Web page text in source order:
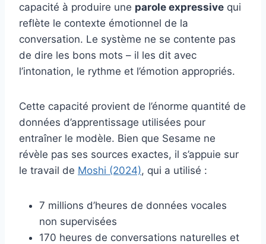
capacité à produire une parole expressive qui
reflète le contexte émotionnel de la
conversation. Le système ne se contente pas
de dire les bons mots – il les dit avec
l’intonation, le rythme et l’émotion appropriés.
Cette capacité provient de l’énorme quantité de
données d’apprentissage utilisées pour
entraîner le modèle. Bien que Sesame ne
révèle pas ses sources exactes, il s’appuie sur
le travail de Moshi (2024), qui a utilisé :
7 millions d’heures de données vocales
non supervisées
170 heures de conversations naturelles et